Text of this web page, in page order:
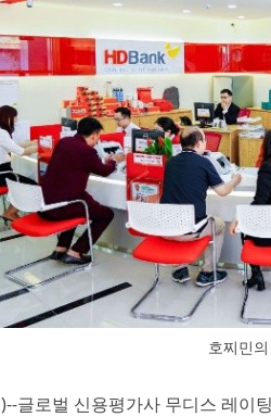
호찌민
)--글로벌 신용평가사 무디스 레이